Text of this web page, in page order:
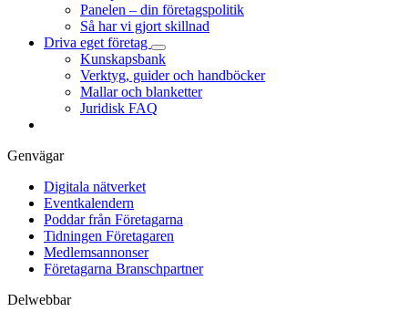
Panelen – din företagspolitik
Så har vi gjort skillnad
Driva eget företag
Kunskapsbank
Verktyg, guider och handböcker
Mallar och blanketter
Juridisk FAQ
Genvägar
Digitala nätverket
Eventkalendern
Poddar från Företagarna
Tidningen Företagaren
Medlemsannonser
Företagarna Branschpartner
Delwebbar